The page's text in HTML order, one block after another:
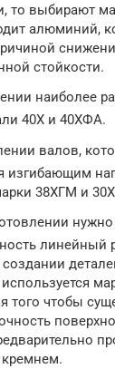
то выбирают
алюминий,
стойкости.
наиболее
40Х и 40ХФА.
валов,
изгибающим
38ХГМ и
линейный
используется
того чтобы